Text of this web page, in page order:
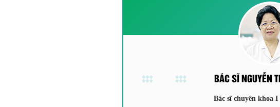
BÁC SĨ NGUYỄN
Bác sĩ chuyên khoa